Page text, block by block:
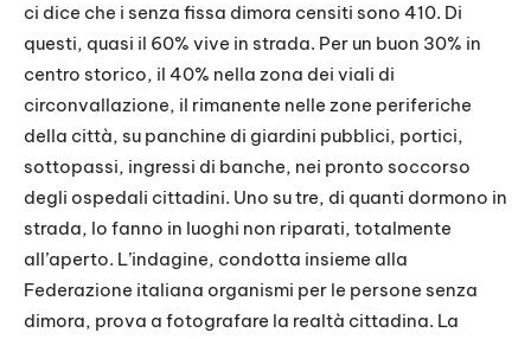
ci dice che i senza fissa dimora censiti sono 410. Di
questi, quasi il 60% vive in strada. Per un buon 30% in
centro storico, il 40% nella zona dei viali di
circonvallazione, il rimanente nelle zone periferiche
della città, su panchine di giardini pubblici, portici,
sottopassi, ingressi di banche, nei pronto soccorso
degli ospedali cittadini. Uno su tre, di quanti dormono in
strada, lo fanno in luoghi non riparati, totalmente
all’aperto. L’indagine, condotta insieme alla
Federazione italiana organismi per le persone senza
dimora, prova a fotografare la realtà cittadina. La